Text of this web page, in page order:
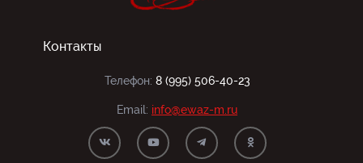
Контакты
Телефон: 8 (995) 506-40-23
Email: info@ewaz-m.ru